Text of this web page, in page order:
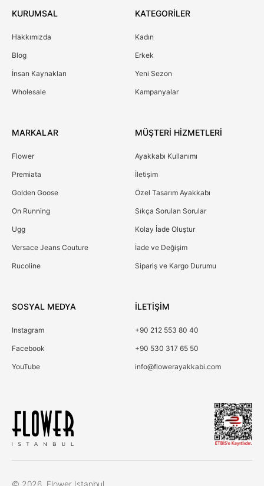
KURUMSAL
Hakkımızda
Blog
İnsan Kaynakları
Wholesale
KATEGORİLER
Kadın
Erkek
Yeni Sezon
Kampanyalar
MARKALAR
Flower
Premiata
Golden Goose
On Running
Ugg
Versace Jeans Couture
Rucoline
MÜŞTERİ HİZMETLERİ
Ayakkabı Kullanımı
İletişim
Özel Tasarım Ayakkabı
Sıkça Sorulan Sorular
Kolay İade Oluştur
İade ve Değişim
Sipariş ve Kargo Durumu
SOSYAL MEDYA
Instagram
Facebook
YouTube
İLETİŞİM
+90 212 553 80 40
+90 530 317 65 50
info@flowerayakkabi.com